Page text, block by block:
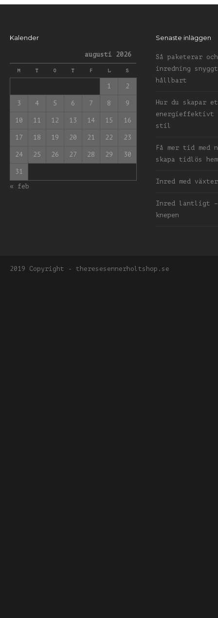
Kalender
augusti 2026
M T O T F L S
1 2
3 4 5 6 7 8 9
10 11 12 13 14 15 16
17 18 19 20 21 22 23
24 25 26 27 28 29 30
31
« feb
Senaste inläggen
Så paketerar
inredning
hållbart
Hur du skapar
energieffektivt
stil
Få mer tid med
skapa tidlös
Inred med växter
Inred lantligt
knepen
2019 Copyright - theresesennerholtshop.se